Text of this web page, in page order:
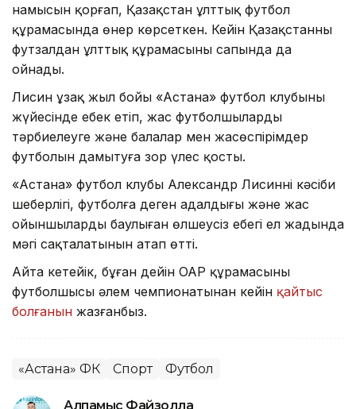
намысын қорғап, Қазақстан ұлттық футбол
құрамасында өнер көрсеткен. Кейін Қазақстанның
футзалдан ұлттық құрамасының сапында да
ойнады.
Лисин ұзақ жыл бойы «Астана» футбол клубының
жүйесінде еңбек етіп, жас футболшыларды
тәрбиелеуге және балалар мен жасөспірімдер
футболын дамытуға зор үлес қосты.
«Астана» футбол клубы Александр Лисиннің кәсіби
шеберлігі, футболға деген адалдығы және жас
ойыншыларды баулыған өлшеусіз еңбегі ел жадында
мәңгі сақталатынын атап өтті.
Айта кетейік, бұған дейін ОАР құрамасының
футболшысы әлем чемпионатынан кейін қайтыс
болғанын жазғанбыз.
«Астана» ФК Спорт Футбол
Алпамыс Файзолла